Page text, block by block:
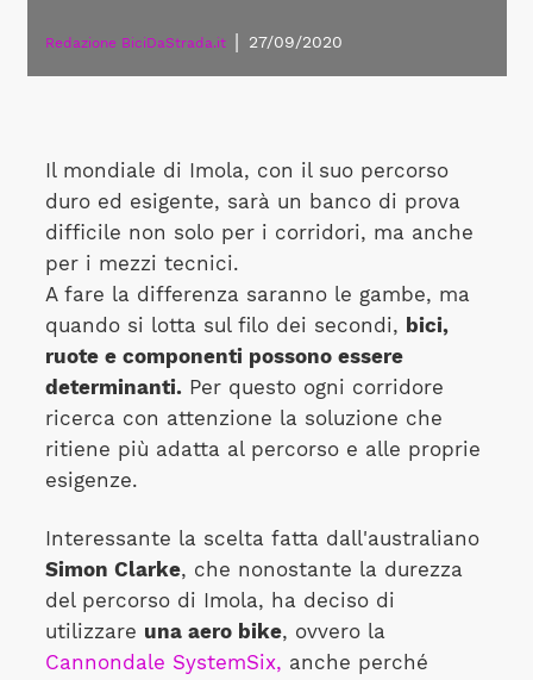
Redazione BiciDaStrada.it 27/09/2020
Il mondiale di Imola, con il suo percorso
duro ed esigente, sarà un banco di prova
difficile non solo per i corridori, ma anche
per i mezzi tecnici.
A fare la differenza saranno le gambe, ma
quando si lotta sul filo dei secondi, bici,
ruote e componenti possono essere
determinanti.Per questo ogni corridore
ricerca con attenzione la soluzione che
ritiene più adatta al percorso e alle proprie
esigenze.
Interessante la scelta fatta dall'australiano
Simon Clarke, che nonostante la durezza
del percorso di Imola, ha deciso di
utilizzare una aero bike, ovvero la
Cannondale SystemSix, anche perché